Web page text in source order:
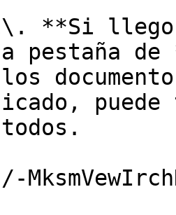
**Si
pestaña